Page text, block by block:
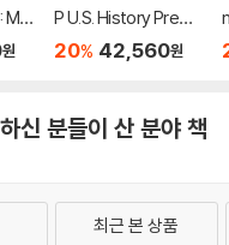
Mo
원
P U.S. History Premi
um Prep, 26th Editio
line + Content Revie
20% 42,560원
신 분들이 산 분야 책
최근 본 상품